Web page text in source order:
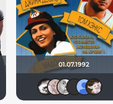
Ed Stranger
[Rec]омендатель
01.07.1992
BikerTika